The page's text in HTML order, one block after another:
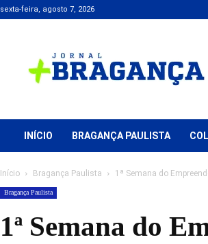
sexta-feira, agosto 7, 2026
+
Bragança
INÍCIO BRAGANÇA PAULISTA
Início Bragança Paulista 1ª Semana do
Bragança Paulista
1ª Semana do